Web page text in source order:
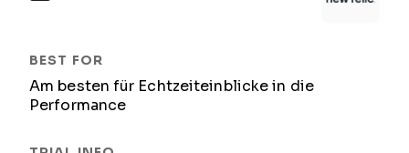
Am besten für Echtzeiteinblicke in die
Performance